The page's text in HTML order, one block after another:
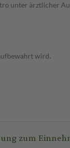
unter ärztlicher
wird.
zum